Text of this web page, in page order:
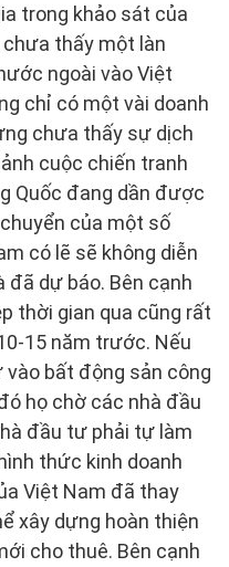
trong khảo sát của
thấy một làn
ngoài vào Việt
chỉ có một vài doanh
chưa thấy sự dịch
cuộc chiến tranh
Quốc đang dần được
của một số
có lẽ sẽ không diễn
đã dự báo. Bên cạnh
thời gian qua cũng rất
15 năm trước. Nếu
bất động sản công
họ chờ các nhà đầu
đầu tư phải tự làm
thức kinh doanh
Việt Nam đã thay
xây dựng hoàn thiện
cho thuê. Bên cạnh